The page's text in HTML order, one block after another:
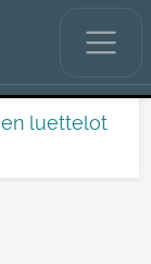
luettelot